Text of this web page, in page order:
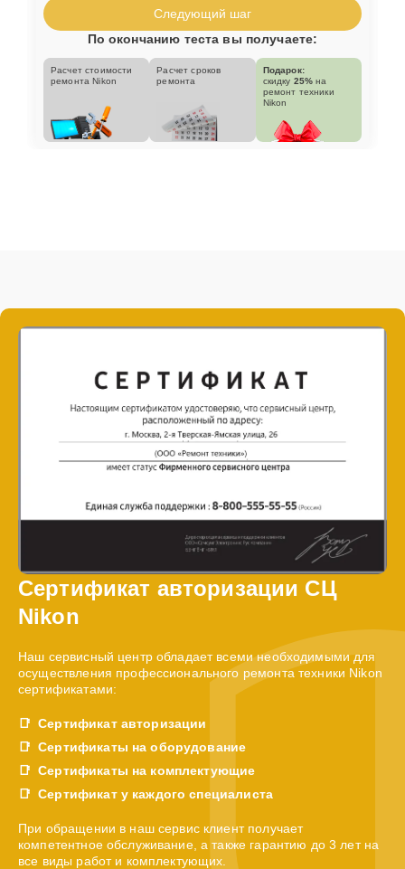
Следующий шаг
По окончанию теста вы получаете:
Расчет стоимости
ремонта Nikon
Расчет сроков
ремонта
Подарок:
скидку 25% на
ремонт техники
Nikon
Сертификат авторизации СЦ
Nikon
Наш сервисный центр обладает всеми необходимыми для
осуществления профессионального ремонта техники Nikon
сертификатами:
Сертификат авторизации
Сертификаты на оборудование
Сертификаты на комплектующие
Сертификат у каждого специалиста
При обращении в наш сервис клиент получает
компетентное обслуживание, а также гарантию до 3 лет на
все виды работ и комплектующих.